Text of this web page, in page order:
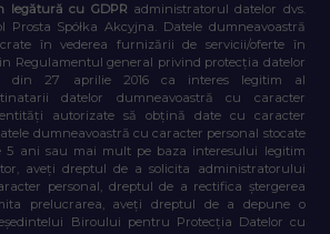
legătură cu GDPR administratorul datelor dvs.
Prosta Spółka Akcyjna. Datele dumneavoastră
în vederea furnizării de servicii/oferte în
Regulamentul general privind protecția datelor
din 27 aprilie 2016 ca interes legitim al
datelor dumneavoastră cu caracter
autorizate să obțină date cu caracter
dumneavoastră cu caracter personal stocate
5 ani sau mai mult pe baza interesului legitim
aveți dreptul de a solicita administratorului
personal, dreptul de a rectifica ștergerea
prelucrarea, aveți dreptul de a depune o
Biroului pentru Protecția Datelor cu